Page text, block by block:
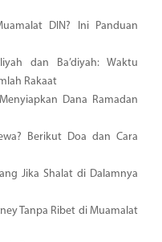
DIN? Ini Panduan
dan Ba’diyah: Waktu
Rakaat
Dana Ramadan
Berikut Doa dan Cara
Jika Shalat di Dalamnya
Tanpa Ribet di Muamalat